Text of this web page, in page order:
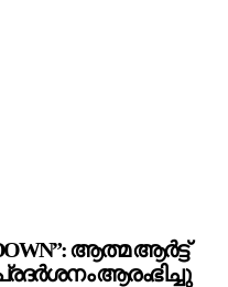
DOWN”: ആത്മ ആർട്ട്
ആരംഭിച്ചു